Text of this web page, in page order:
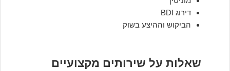
דירוג BDI
הביקוש וההיצע בשוק
שאלות על שירותים מקצועיים